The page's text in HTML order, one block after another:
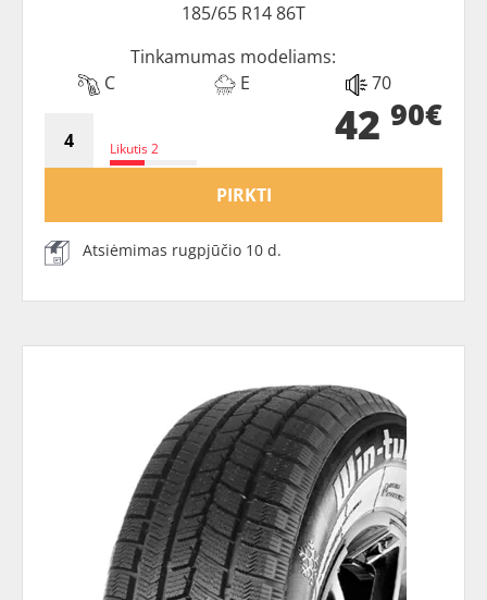
185/65 R14 86T
Tinkamumas modeliams:
C
E 70
Likutis 2 42 90€
PIRKTI
Atsiėmimas rugpjūčio 10 d.